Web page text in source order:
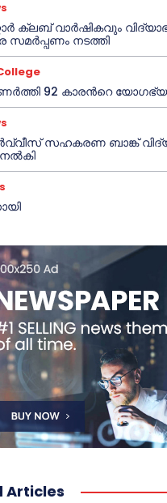
ക്ലബ് വാർഷികവും
സമർപ്പണം നടത്തി
92 കാരൻറെ
സഹകരണ ബാങ്ക്
Articles